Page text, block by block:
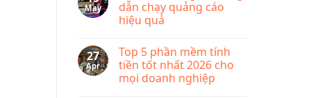
May
dẫn chạy quảng cáo
hiệu quả
on
TikTok
Ads
là
27
Apr
Top 5 phần mềm tính
tiền tốt nhất 2026 cho
mọi doanh nghiệp